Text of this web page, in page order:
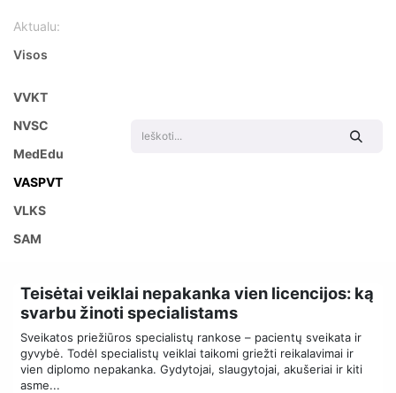
Aktualu:
Visos
VVKT
NVSC
MedEdu
VASPVT
VLKS
SAM
Teisėtai veiklai nepakanka vien licencijos: ką
svarbu žinoti specialistams
Sveikatos priežiūros specialistų rankose – pacientų sveikata ir
gyvybė. Todėl specialistų veiklai taikomi griežti reikalavimai ir
vien diplomo nepakanka. Gydytojai, slaugytojai, akušeriai ir kiti
asme...